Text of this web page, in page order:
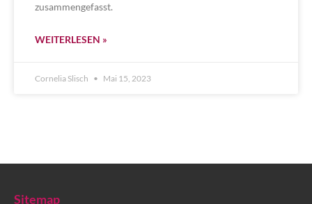
zusammengefasst.
WEITERLESEN »
Cornelia Slisch Mai 15, 2023
Sitemap